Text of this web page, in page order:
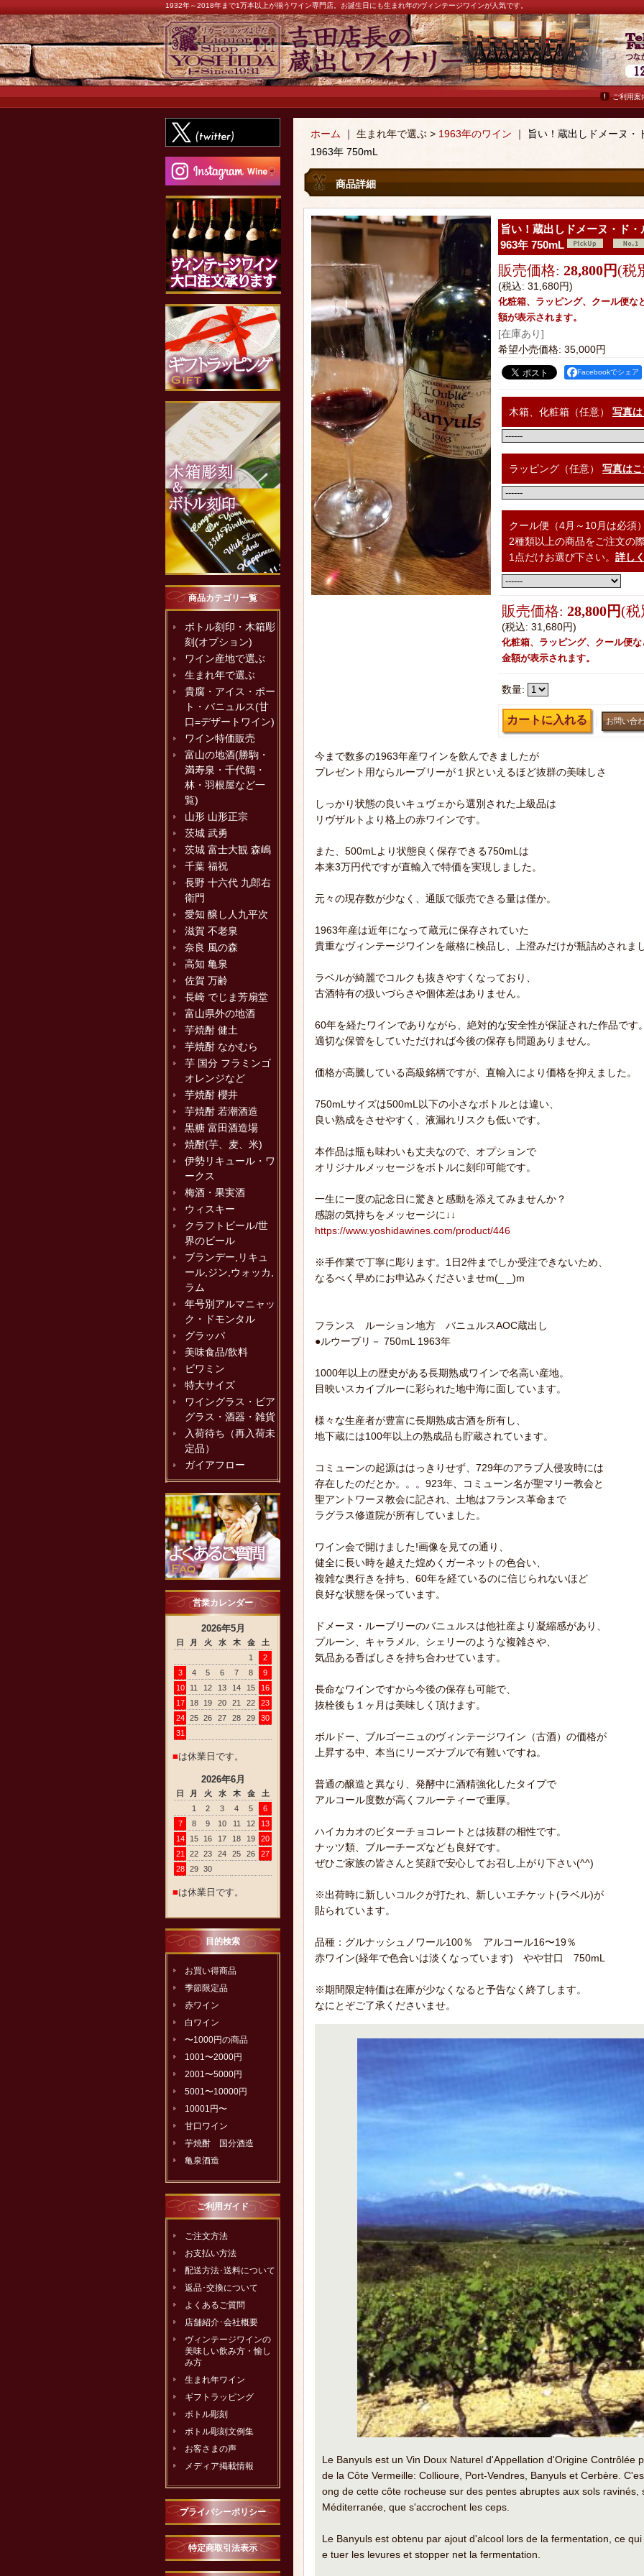
1932年～2018年まで1万本以上が揃うワイン専門店。お誕生日にも生まれ年のヴィンテージワインが人気です。
ご利用案
商品カテゴリ一覧
ボトル刻印・木箱彫
刻(オプション)
ワイン産地で選ぶ
生まれ年で選ぶ
貴腐・アイス・ポー
ト・バニュルス(甘
口=デザートワイン)
ワイン特価販売
富山の地酒(勝駒・
満寿泉・千代鶴・
林・羽根屋など一
覧)
山形 山形正宗
茨城 武勇
茨城 富士大観 森嶋
千葉 福祝
長野 十六代 九郎右
衛門
愛知 醸し人九平次
滋賀 不老泉
奈良 風の森
高知 亀泉
佐賀 万齢
長崎 でじま芳扇堂
富山県外の地酒
芋焼酎 健土
芋焼酎 なかむら
芋 国分 フラミンゴ
オレンジなど
芋焼酎 櫻井
芋焼酎 若潮酒造
黒糖 富田酒造場
焼酎(芋、麦、米)
伊勢リキュール・ワ
ークス
梅酒・果実酒
ウィスキー
クラフトビール/世
界のビール
ブランデー,リキュ
ール,ジン,ウォッカ,
ラム
年号別アルマニャッ
ク・ドモンタル
グラッパ
美味食品/飲料
ビワミン
特大サイズ
ワイングラス・ビア
グラス・酒器・雑貨
入荷待ち（再入荷未
定品）
ガイアフロー
営業カレンダー
2026年5月
日 月 火 水 木 金
土
1
2
3
4 5 6 7 8
9
10
11 12 13 14 15
16
17
18 19 20 21 22
23
24
25 26 27 28 29
30
31
■は休業日です。
2026年6月
日 月 火 水 木 金
土
1
2 3 4 5
6
7
8 9 10 11 12
13
14
15 16 17 18 19
20
21
22 23 24 25 26
27
28
29 30
■は休業日です。
目的検索
お買い得商品
季節限定品
赤ワイン
白ワイン
〜1000円の商品
1001〜2000円
2001〜5000円
5001〜10000円
10001円〜
甘口ワイン
芋焼酎 国分酒造
亀泉酒造
ご利用ガイド
ご注文方法
お支払い方法
配送方法･送料について
返品･交換について
よくあるご質問
店舗紹介･会社概要
ヴィンテージワインの
美味しい飲み方・愉し
み方
生まれ年ワイン
ギフトラッピング
ボトル彫刻
ボトル彫刻文例集
お客さまの声
メディア掲載情報
プライバシーポリシー
特定商取引法表示
ホーム ｜ 生まれ年で選ぶ > 1963年のワイン ｜
旨い！蔵出しドメーヌ・
1963年 750mL
商品詳細
旨い！蔵出しドメーヌ・ド
963年 750mL
販売価格: 28,800円(税
(税込: 31,680円)
化粧箱、ラッピング、クール便な
額が表示されます。
[在庫あり]
希望小売価格: 35,000円
Facebookでシェア
木箱、化粧箱（任意） 写真
ラッピング（任意） 写真は
クール便（4月～10月は必須
2種類以上の商品をご注文の
1点だけお選び下さい。 詳し
販売価格: 28,800円(税
(税込: 31,680円)
化粧箱、ラッピング、クール便
金額が表示されます。
数量:
今まで数多の1963年産ワインを飲んできましたが
プレゼント用ならルーブリーが１択といえるほど抜群の美味しさ
しっかり状態の良いキュヴェから選別された上級品は
リヴザルトより格上の赤ワインです。
また、500mLより状態良く保存できる750mLは
本来3万円代ですが直輸入で特価を実現しました。
元々の現存数が少なく、通販で販売できる量は僅か。
1963年産は近年になって蔵元に保存されていた
貴重なヴィンテージワインを厳格に検品し、上澄みだけが瓶詰めされま
ラベルが綺麗でコルクも抜きやすくなっており、
古酒特有の扱いづらさや個体差はありません。
60年を経たワインでありながら、絶対的な安全性が保証された作品です
適切な保管をしていただければ今後の保存も問題ありません。
価格が高騰している高級銘柄ですが、直輸入により価格を抑えました。
750mLサイズは500mL以下の小さなボトルとは違い、
良い熟成をさせやすく、液漏れリスクも低いです。
本作品は瓶も味わいも丈夫なので、オプションで
オリジナルメッセージをボトルに刻印可能です。
一生に一度の記念日に驚きと感動を添えてみませんか？
感謝の気持ちをメッセージに↓↓
https://www.yoshidawines.com/product/446
※手作業で丁寧に彫ります。1日2件までしか受注できないため、
なるべく早めにお申込みくださいませm(_ _)m
フランス ルーション地方 バニュルスAOC蔵出し
●ルウーブリ－ 750mL 1963年
1000年以上の歴史がある長期熟成ワインで名高い産地。
目映いスカイブルーに彩られた地中海に面しています。
様々な生産者が豊富に長期熟成古酒を所有し、
地下蔵には100年以上の熟成品も貯蔵されています。
コミューンの起源ははっきりせず、729年のアラブ人侵攻時には
存在したのだとか。。。923年、コミューン名が聖マリー教会と
聖アントワーヌ教会に記され、土地はフランス革命まで
ラグラス修道院が所有していました。
ワイン会で開けました!画像を見ての通り、
健全に長い時を越えた煌めくガーネットの色合い、
複雑な奥行きを持ち、60年を経ているのに信じられないほど
良好な状態を保っています。
ドメーヌ・ルーブリーのバニュルスは他社産より凝縮感があり、
プルーン、キャラメル、シェリーのような複雑さや、
気品ある香ばしさを持ち合わせています。
長命なワインですから今後の保存も可能で、
抜栓後も１ヶ月は美味しく頂けます。
ボルドー、ブルゴーニュのヴィンテージワイン（古酒）の価格が
上昇する中、本当にリーズナブルで有難いですね。
普通の醸造と異なり、発酵中に酒精強化したタイプで
アルコール度数が高くフルーティーで重厚。
ハイカカオのビターチョコレートとは抜群の相性です。
ナッツ類、ブルーチーズなども良好です。
ぜひご家族の皆さんと笑顔で安心してお召し上がり下さい(^^)
※出荷時に新しいコルクが打たれ、新しいエチケット(ラベル)が
貼られています。
品種：グルナッシュノワール100％ アルコール16〜19％
赤ワイン(経年で色合いは淡くなっています) やや甘口 750mL
※期間限定特価は在庫が少なくなると予告なく終了します。
なにとぞご了承くださいませ。
Le Banyuls est un Vin Doux Naturel d'Appellation d'Origine Contrôlée
de la Côte Vermeille: Collioure, Port-Vendres, Banyuls et Cerbère.
ong de cette côte rocheuse sur des pentes abruptes aux sols ravinés,
Méditerranée, que s'accrochent les ceps.
Le Banyuls est obtenu par ajout d'alcool lors de la fermentation, ce
e tuer les levures et stopper net la fermentation.